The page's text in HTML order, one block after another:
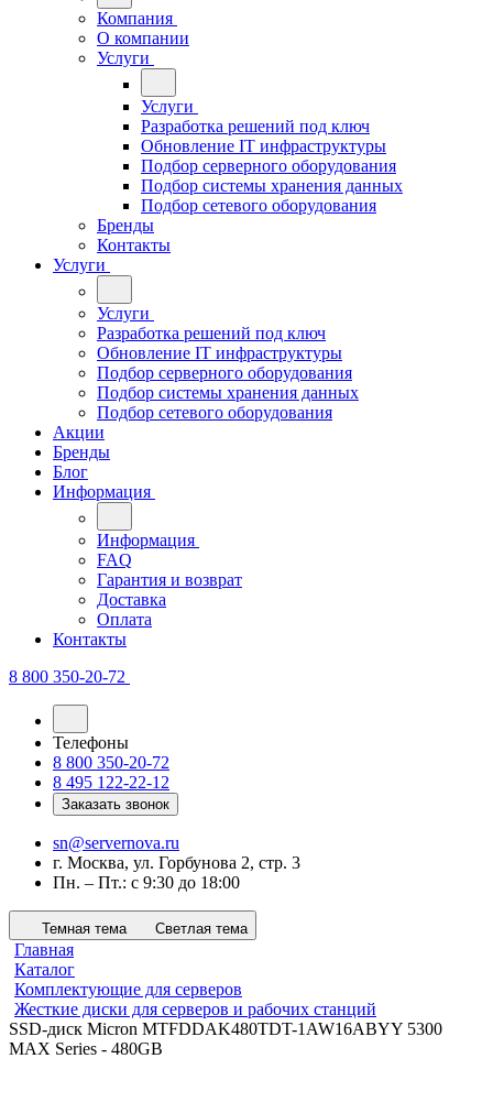
Компания
О компании
Услуги
Услуги
Разработка решений под ключ
Обновление IT инфраструктуры
Подбор серверного оборудования
Подбор системы хранения данных
Подбор сетевого оборудования
Бренды
Контакты
Услуги
Услуги
Разработка решений под ключ
Обновление IT инфраструктуры
Подбор серверного оборудования
Подбор системы хранения данных
Подбор сетевого оборудования
Акции
Бренды
Блог
Информация
Информация
FAQ
Гарантия и возврат
Доставка
Оплата
Контакты
8 800 350-20-72
Телефоны
8 800 350-20-72
8 495 122-22-12
Заказать звонок
sn@servernova.ru
г. Москва, ул. Горбунова 2, стр. 3
Пн. – Пт.: с 9:30 до 18:00
Темная тема Светлая тема
Главная
Каталог
Комплектующие для серверов
Жесткие диски для серверов и рабочих станций
SSD-диск Micron MTFDDAK480TDT-1AW16ABYY 5300
MAX Series - 480GB